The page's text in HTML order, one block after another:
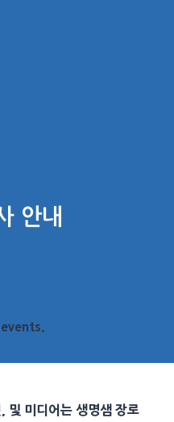
안내
및 미디어는 생명샘 장로